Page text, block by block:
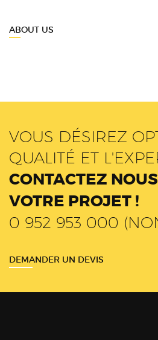
ABOUT US
VOUS DÉSIREZ
QUALITÉ ET
CONTACTEZ
VOTRE PROJET !
0 952 953 000
DEMANDER UN DEVIS